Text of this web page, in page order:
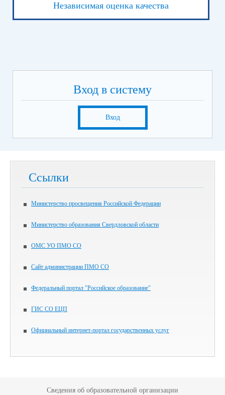
Независимая оценка качества
Вход в систему
Вход
Ссылки
Министерство просвещения Российской Федерации
Министерство образования Свердловской области
ОМС УО ПМО СО
Сайт администрации ПМО СО
Федеральный портал "Российское образование"
ГИС СО ЕЦП
Официальный интернет-портал государственных услуг
Сведения об образовательной организации